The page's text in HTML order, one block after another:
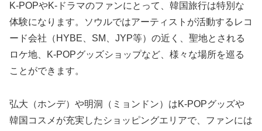
K-POPやK-ドラマのファンにとって、韓国旅行は特別な
体験になります。ソウルではアーティストが活動するレコ
ード会社（HYBE、SM、JYP等）の近く、聖地とされる
ロケ地、K-POPグッズショップなど、様々な場所を巡る
ことができます。
弘大（ホンデ）や明洞（ミョンドン）はK-POPグッズや
韓国コスメが充実したショッピングエリアで、ファンには